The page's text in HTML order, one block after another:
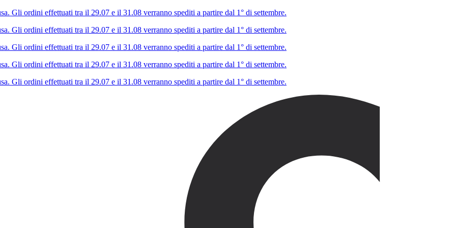
Gli ordini effettuati tra il 29.07 e il 31.08 verranno spediti a partire dal 1° di settembre.
Gli ordini effettuati tra il 29.07 e il 31.08 verranno spediti a partire dal 1° di settembre.
Gli ordini effettuati tra il 29.07 e il 31.08 verranno spediti a partire dal 1° di settembre.
Gli ordini effettuati tra il 29.07 e il 31.08 verranno spediti a partire dal 1° di settembre.
Gli ordini effettuati tra il 29.07 e il 31.08 verranno spediti a partire dal 1° di settembre.